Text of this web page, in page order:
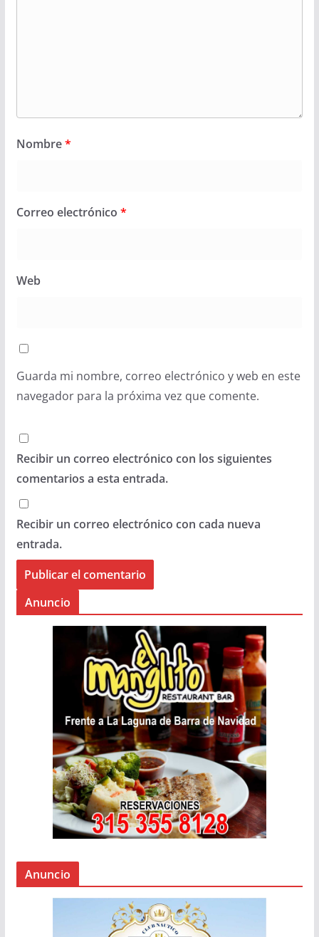
Nombre*
Correo electrónico *
Web
Guarda mi nombre, correo electrónico y web en este
navegador para la próxima vez que comente.
Recibir un correo electrónico con los siguientes
comentarios a esta entrada.
Recibir un correo electrónico con cada nueva
entrada.
Anuncio
Anuncio